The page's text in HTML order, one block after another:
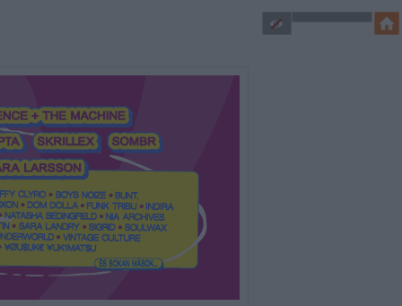
SÜTI BEÁLLÍTÁSOK MÓDOSÍTÁSA